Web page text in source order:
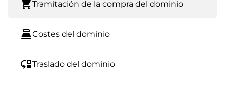
shopping_cartTramitación de la compra del dominio
point_of_saleCostes del dominio
move_downTraslado del dominio